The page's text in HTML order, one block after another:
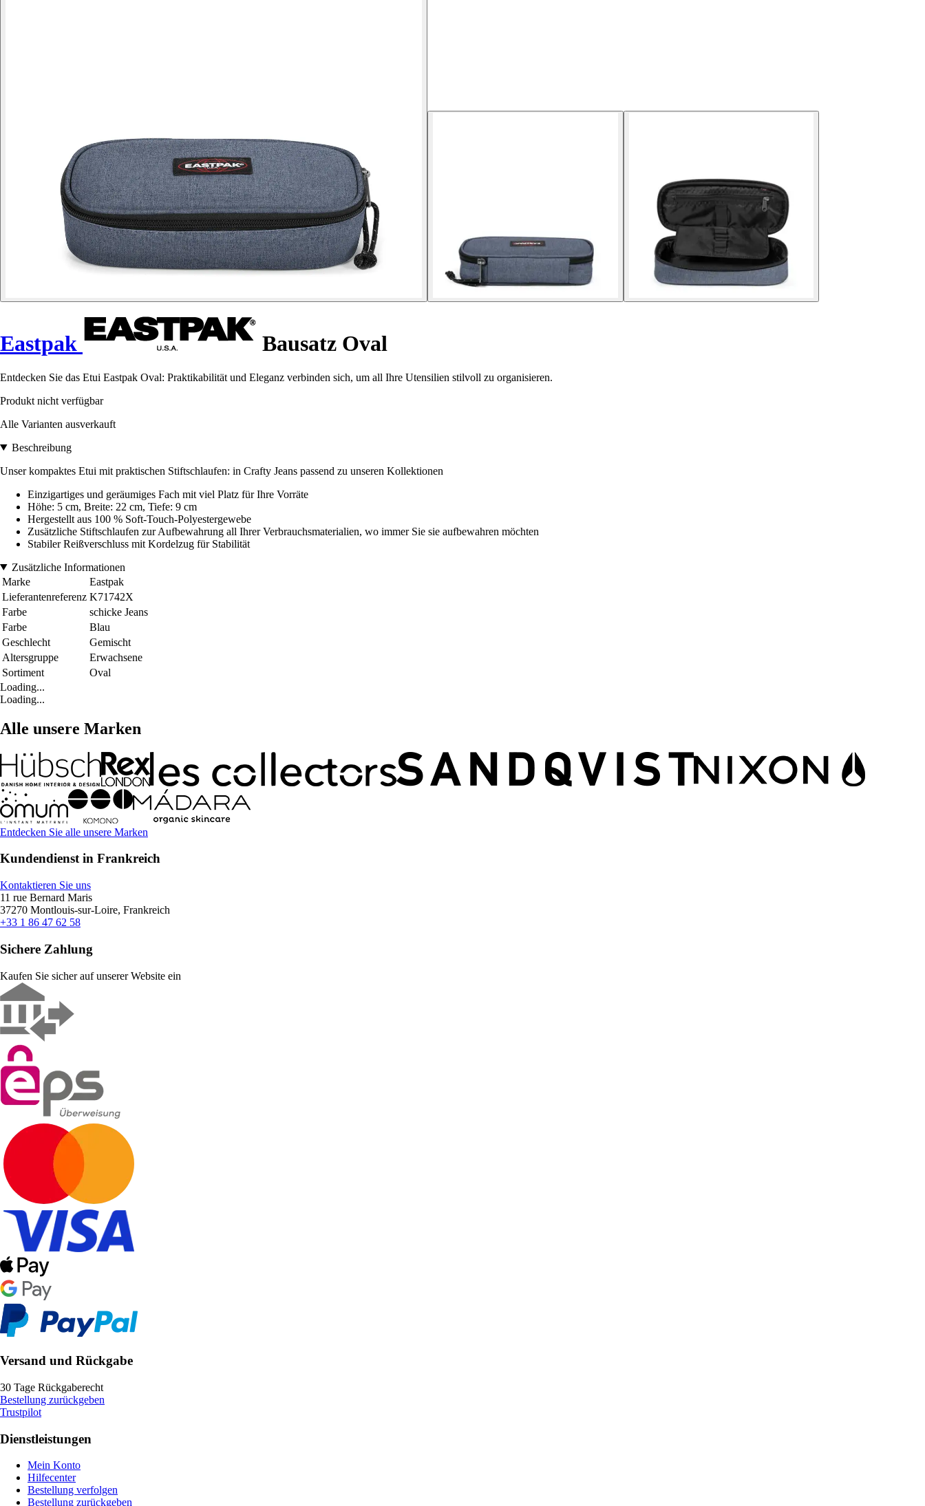
Eastpak Bausatz Oval
Entdecken Sie das Etui Eastpak Oval: Praktikabilität und Eleganz verbinden sich, um all Ihre Utensilien stilvoll zu organisieren.
Produkt nicht verfügbar
Alle Varianten ausverkauft
Beschreibung
Unser kompaktes Etui mit praktischen Stiftschlaufen: in Crafty Jeans passend zu unseren Kollektionen
Einzigartiges und geräumiges Fach mit viel Platz für Ihre Vorräte
Höhe: 5 cm, Breite: 22 cm, Tiefe: 9 cm
Hergestellt aus 100 % Soft-Touch-Polyestergewebe
Zusätzliche Stiftschlaufen zur Aufbewahrung all Ihrer Verbrauchsmaterialien, wo immer Sie sie aufbewahren möchten
Stabiler Reißverschluss mit Kordelzug für Stabilität
Zusätzliche Informationen
Marke
Eastpak
Lieferantenreferenz K71742X
Farbe
schicke Jeans
Farbe
Blau
Geschlecht
Gemischt
Altersgruppe
Erwachsene
Sortiment
Oval
Loading...
Loading...
Alle unsere Marken
Entdecken Sie alle unsere Marken
Kundendienst in Frankreich
Kontaktieren Sie uns
11 rue Bernard Maris
37270 Montlouis-sur-Loire, Frankreich
+33 1 86 47 62 58
Sichere Zahlung
Kaufen Sie sicher auf unserer Website ein
Versand und Rückgabe
30 Tage Rückgaberecht
Bestellung zurückgeben
Trustpilot
Dienstleistungen
Mein Konto
Hilfecenter
Bestellung verfolgen
Bestellung zurückgeben